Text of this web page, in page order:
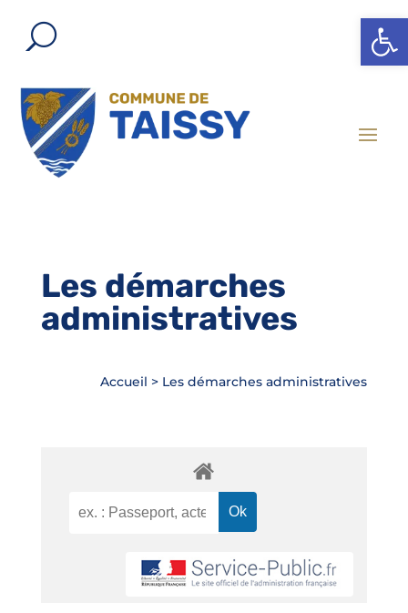
Ouvrir
Les démarches
administratives
Accueil > Les démarches administratives